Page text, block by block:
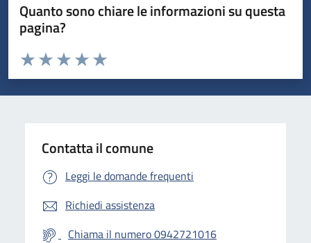
Quanto sono chiare le informazioni su questa
pagina?
Valuta da 1 a 5 stelle la pagina
Valuta 5 stelle su 5
Valuta 4 stelle su 5
Valuta 3 stelle su 5
Valuta 2 stelle su 5
Valuta 1 stelle su 5
Contatta il comune
Leggi le domande frequenti
Richiedi assistenza
Chiama il numero 0942721016